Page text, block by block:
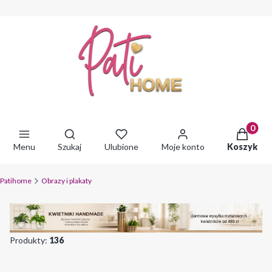
Menu
Otwórz wyszukiwarkę
Szukaj Ulubione Moje konto Koszyk
Patihome Obrazy i plakaty
Produkty: 136